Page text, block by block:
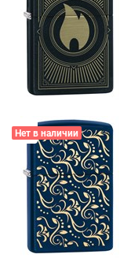
Нет в наличии